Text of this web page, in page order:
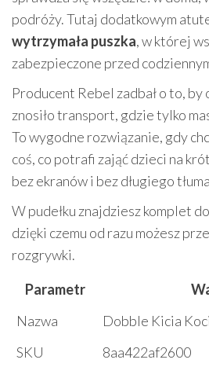
podróży. Tutaj dodatkowym
wytrzymała puszka, w której
zabezpieczone przed
Producent Rebel zadbał o to,
znosiło transport, gdzie tylko
To wygodne rozwiązanie, gdy
coś, co potrafi zająć dzieci na
bez ekranów i bez długiego
W pudełku znajdziesz komplet
dzięki czemu od razu możesz
rozgrywki.
Parametr
Nazwa
Dobble Kicia
SKU
8aa422af2600